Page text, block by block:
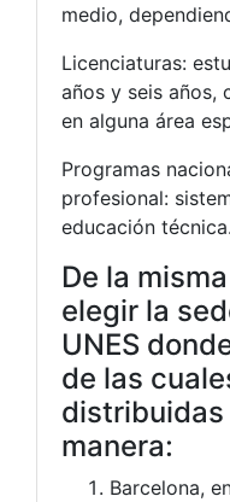
medio,
Licenciaturas:
años y seis años,
en alguna área
Programas
profesional:
educación técnica.
De la
elegir la
UNES
de las
distribuidas
manera:
Barcelona,